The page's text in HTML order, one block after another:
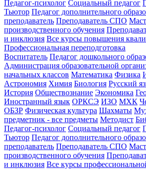
Педагог-психолог Социальный педагог
Тьютор Педагог дополнительного
преподаватель Преподаватель СПО
производственного обучения
и инклюзия Все курсы повышения
Профессиональная переподготовка
Воспитатель Педагог дошкольного
Администрация образовательной
начальных классов Математика Физика
Астрономия Химия Биология Русский
История Обществознание Экономика
Иностранный язык ОРКСЭ ИЗО МХК
ОБЗР Физическая культура Шахматы
предметник - все предметы Методист
Педагог-психолог Социальный педагог
Тьютор Педагог дополнительного
преподаватель Преподаватель СПО
производственного обучения
и инклюзия Все курсы